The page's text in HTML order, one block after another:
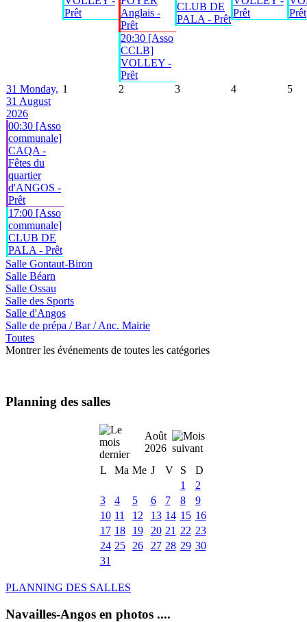
Prêt
Anglais -
Prêt
20:30 [Asso
CCLB]
VOLLEY -
Prêt
CLUB DE
PALA - Prêt
Prêt
Prêt
31 Monday,
31 August
2026
00:30 [Asso
communale]
CAQA -
Fêtes du
quartier
d'ANGOS -
Prêt
17:00 [Asso
communale]
CLUB DE
PALA - Prêt
1 2 3 4 5
Salle Gontaut-Biron
Salle Béarn
Salle Ossau
Salle des Sports
Salle d'Angos
Salle de prépa / Bar / Anc. Mairie
Toutes
Montrer les événements de toutes les catégories
Planning des salles
Août
2026
L
Ma Me J V S
D
1
2
3
4 5 6 7 8
9
10 11 12 13 14 15 16
17 18 19 20 21 22 23
24 25 26 27 28 29 30
31
PLANNING DES SALLES
Navailles-Angos en photos ....